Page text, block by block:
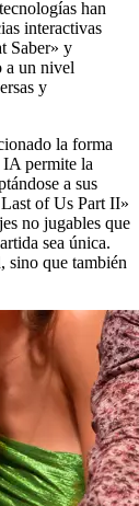
han
interactivas
Saber» y
a un nivel
y
la forma
IA permite la
a sus
of Us Part II»
no jugables que
sea única.
sino que también